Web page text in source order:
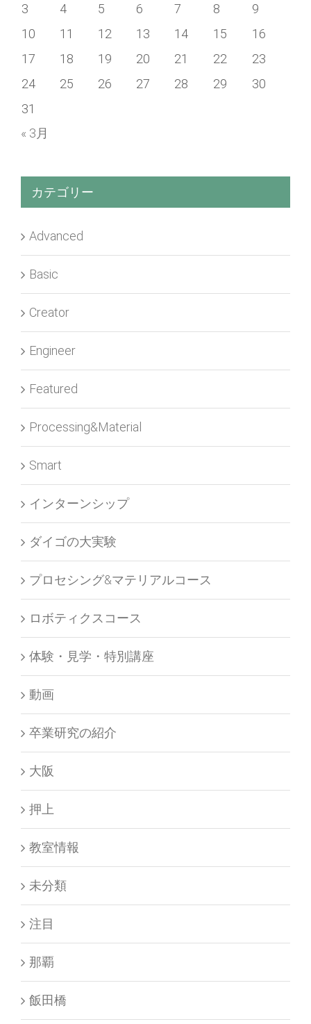
3
4 5 6 7 8
9
10
11 12 13 14 15
16
17
18 19 20 21 22
23
24
25 26 27 28 29
30
31
« 3月
カテゴリー
Advanced
Basic
Creator
Engineer
Featured
Processing&Material
Smart
インターンシップ
ダイゴの大実験
プロセシング&マテリアルコース
ロボティクスコース
体験・見学・特別講座
動画
卒業研究の紹介
大阪
押上
教室情報
未分類
注目
那覇
飯田橋